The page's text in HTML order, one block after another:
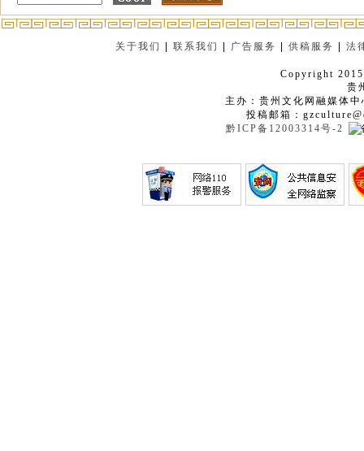
关于我们 |联系我们 广告服务 |供稿服务 |法
Copyright
贵
主办：贵州文化网融媒体
投稿邮箱：
黔ICP备12003314号-2